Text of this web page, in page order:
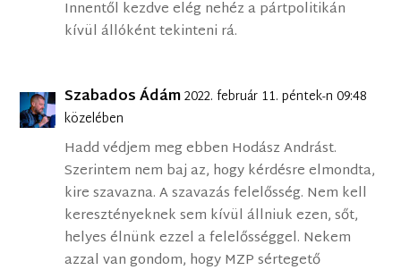
Innentől kezdve elég nehéz a pártpolitikán
kívül állóként tekinteni rá.
Szabados Ádám2022. február 11. péntek-n 09:48
közelében
Hadd védjem meg ebben Hodász Andrást.
Szerintem nem baj az, hogy kérdésre elmondta,
kire szavazna. A szavazás felelősség. Nem kell
keresztényeknek sem kívül állniuk ezen, sőt,
helyes élnünk ezzel a felelősséggel. Nekem
azzal van gondom, hogy MZP sértegető